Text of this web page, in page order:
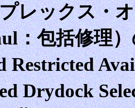
レックス・
：包括修理
Restricted
Drydock